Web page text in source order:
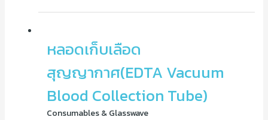
หลอดเก็บเลือด
สุญญากาศ(EDTA Vacuum
Blood Collection Tube)
Consumables & Glasswave